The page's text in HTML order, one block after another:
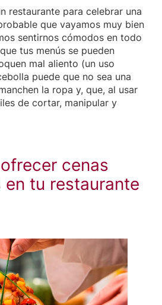
restaurante para celebrar una
que vayamos muy bien
sentirnos cómodos en todo
tus menús se pueden
mal aliento (un uso
puede que no sea una
la ropa y, que, al usar
de cortar, manipular y
cenas
en tu restaurante